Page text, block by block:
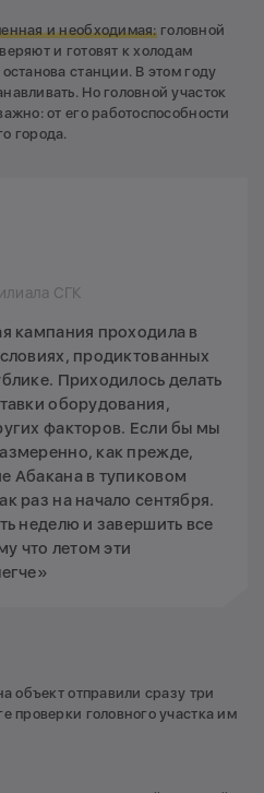
и необходимая:головной
и готовят к холодам
станции. В этом году
Но головной участок
от его работоспособности
города.
СГК
кампания проходила в
продиктованных
Приходилось делать
оборудования,
факторов. Если бы мы
как прежде,
Абакана в тупиковом
раз на начало сентября.
неделю и завершить все
что летом эти
объект отправили сразу три
проверки головного участка им